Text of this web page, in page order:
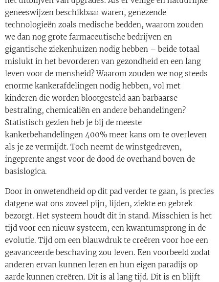
geneeswijzen beschikbaar waren, genezende
technologieën zoals medische bedden, waarom zouden
we dan nog grote farmaceutische bedrijven en
gigantische ziekenhuizen nodig hebben – beide totaal
mislukt in het bevorderen van gezondheid en een lang
leven voor de mensheid? Waarom zouden we nog steeds
enorme kankerafdelingen nodig hebben, vol met
kinderen die worden blootgesteld aan barbaarse
bestraling, chemicaliën en andere behandelingen?
Statistisch gezien heb je bij de meeste
kankerbehandelingen 400% meer kans om te overleven
als je ze vermijdt. Toch neemt de winstgedreven,
ingeprente angst voor de dood de overhand boven de
basislogica.
Door in onwetendheid op dit pad verder te gaan, is precies
datgene wat ons zoveel pijn, lijden, ziekte en gebrek
bezorgt. Het systeem houdt dit in stand. Misschien is het
tijd voor een nieuw systeem, een kwantumsprong in de
evolutie. Tijd om een ​​blauwdruk te creëren voor hoe een
geavanceerde beschaving zou leven. Een voorbeeld zodat
anderen ervan kunnen leren en hun eigen paradijs op
aarde kunnen creëren. Dit is al lang tijd. Dit is en blijft